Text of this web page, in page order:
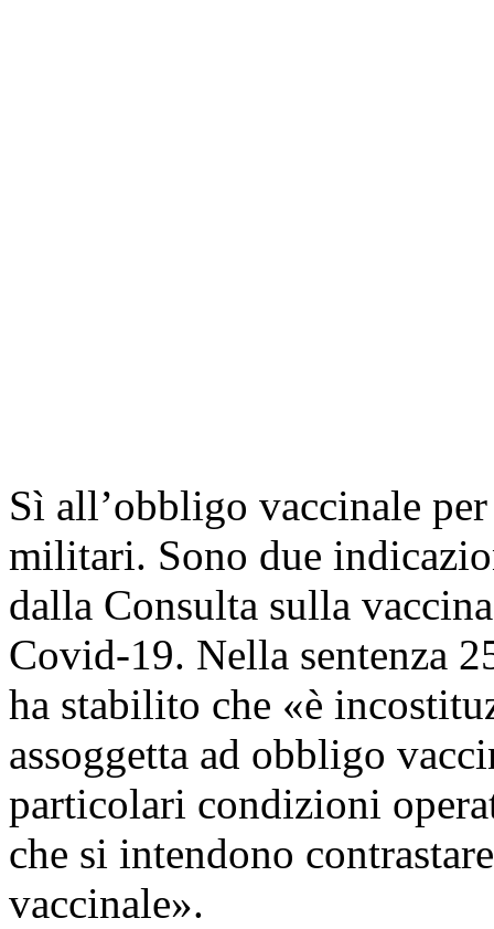
Sì all’obbligo vaccinale
militari. Sono due
dalla Consulta sulla
Covid-19. Nella sentenza
ha stabilito che «è
assoggetta ad obbligo
particolari condizioni
che si intendono
vaccinale».